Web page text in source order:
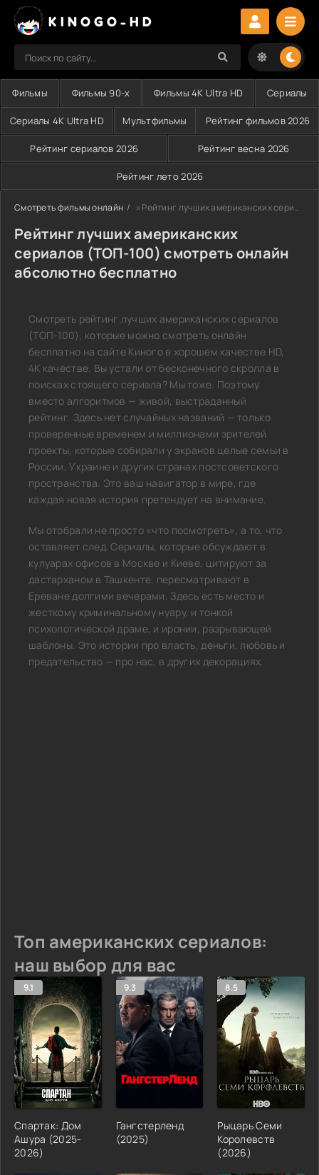
KINOGO-HD
Фильмы Фильмы 90-х Фильмы 4K Ultra HD Сериалы
Сериалы 4K Ultra HD Мультфильмы Рейтинг фильмов 2026
Рейтинг сериалов 2026 Рейтинг весна 2026
Рейтинг лето 2026
Смотреть фильмы онлайн » Рейтинг лучших американских сериалов
Рейтинг лучших американских
сериалов (ТОП-100) смотреть онлайн
абсолютно бесплатно
Смотреть рейтинг лучших американских сериалов
(ТОП-100), которые можно смотреть онлайн
бесплатно на сайте Киного в хорошем качестве HD,
4K качестве. Вы устали от бесконечного скролла в
поисках стоящего сериала? Мы тоже. Поэтому
вместо алгоритмов — живой, выстраданный
рейтинг. Здесь нет случайных названий — только
проверенные временем и миллионами зрителей
проекты, которые собирали у экранов целые семьи в
России, Украине и других странах постсоветского
пространства. Это ваш навигатор в мире, где
каждая новая история претендует на внимание.
Мы отобрали не просто «что посмотреть», а то, что
оставляет след. Сериалы, которые обсуждают в
кулуарах офисов в Москве и Киеве, цитируют за
дастарханом в Ташкенте, пересматривают в
Ереване долгими вечерами. Здесь есть место и
жесткому криминальному нуару, и тонкой
психологической драме, и иронии, разрывающей
шаблоны. Это истории про власть, деньги, любовь и
предательство — про нас, в других декорациях.
Топ американских сериалов:
наш выбор для вас
9.1
Спартак: Дом
Ашура (2025-
2026)
9.3
Гангстерленд
(2025)
8.5
Рыцарь Семи
Королевств
(2026)